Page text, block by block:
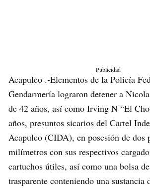
Publicidad
Acapulco .-Elementos de la Policía
Gendarmería lograron detener a
de 42 años, así como Irving N “El
años, presuntos sicarios del Cartel
Acapulco (CIDA), en posesión de dos
milímetros con sus respectivos
cartuchos útiles, así como una bolsa
trasparente conteniendo una sustancia